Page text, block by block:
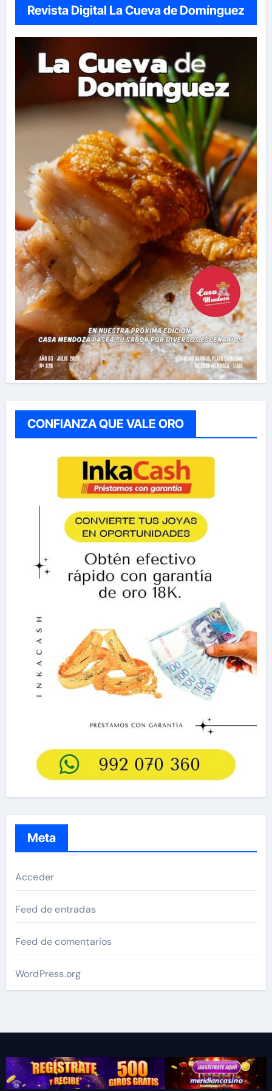
Revista Digital La Cueva de Domínguez
CONFIANZA QUE VALE ORO
Meta
Acceder
Feed de entradas
Feed de comentarios
WordPress.org